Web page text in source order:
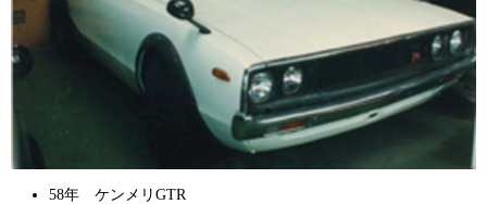
58年 ケンメリGTR